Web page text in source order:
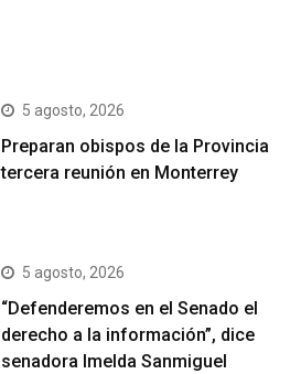
5 agosto, 2026
Preparan obispos de la Provincia
tercera reunión en Monterrey
5 agosto, 2026
“Defenderemos en el Senado el
derecho a la información”, dice
senadora Imelda Sanmiguel